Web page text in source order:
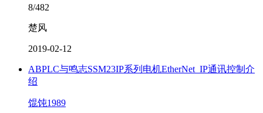
8/482
楚风
2019-02-12
ABPLC与鸣志SSM23IP系列电机EtherNet_IP通讯控制介
绍
馄饨1989